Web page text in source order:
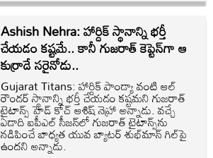
Ashish Nehra: హార్దిక్‌ స్థానాన్ని భర్తీ
చేయడం కష్టమే.. కానీ గుజరాత్ కెప్టెన్‌గా ఆ
కుర్రాడే సరైనోడు..
Gujarat Titans: హార్దిక్ పాండ్యా వంటి ఆల్
రౌండర్ స్థానాన్ని భర్తీ చేయడం కష్టమని గుజరాత్
టైటాన్స్ హెడ్ కోచ్ ఆశిష్ నెహ్రా అన్నాడు. వచ్చే
ఏడాది ఐపీఎల్ సీజన్‌లో గుజరాత్ టైటాన్స్‌ను
నడిపించే బాధ్యత యువ బ్యాటర్ శుభ్‌మాన్ గిల్‌పై
ఉందని అన్నాడు.